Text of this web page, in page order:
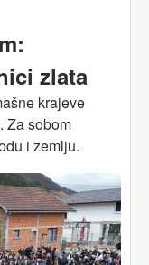
klasa nikad nije
zlata
krajeve
Za sobom
i zemlju.